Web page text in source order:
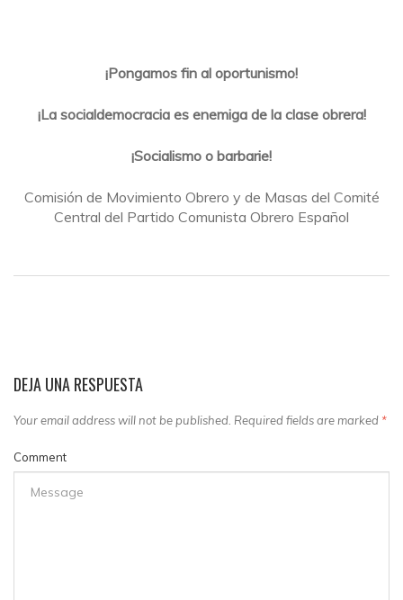
¡Pongamos fin al oportunismo!
¡La socialdemocracia es enemiga de la clase obrera!
¡Socialismo o barbarie!
Comisión de Movimiento Obrero y de Masas del Comité
Central del Partido Comunista Obrero Español
DEJA UNA RESPUESTA
Your email address will not be published. Required fields are marked *
Comment